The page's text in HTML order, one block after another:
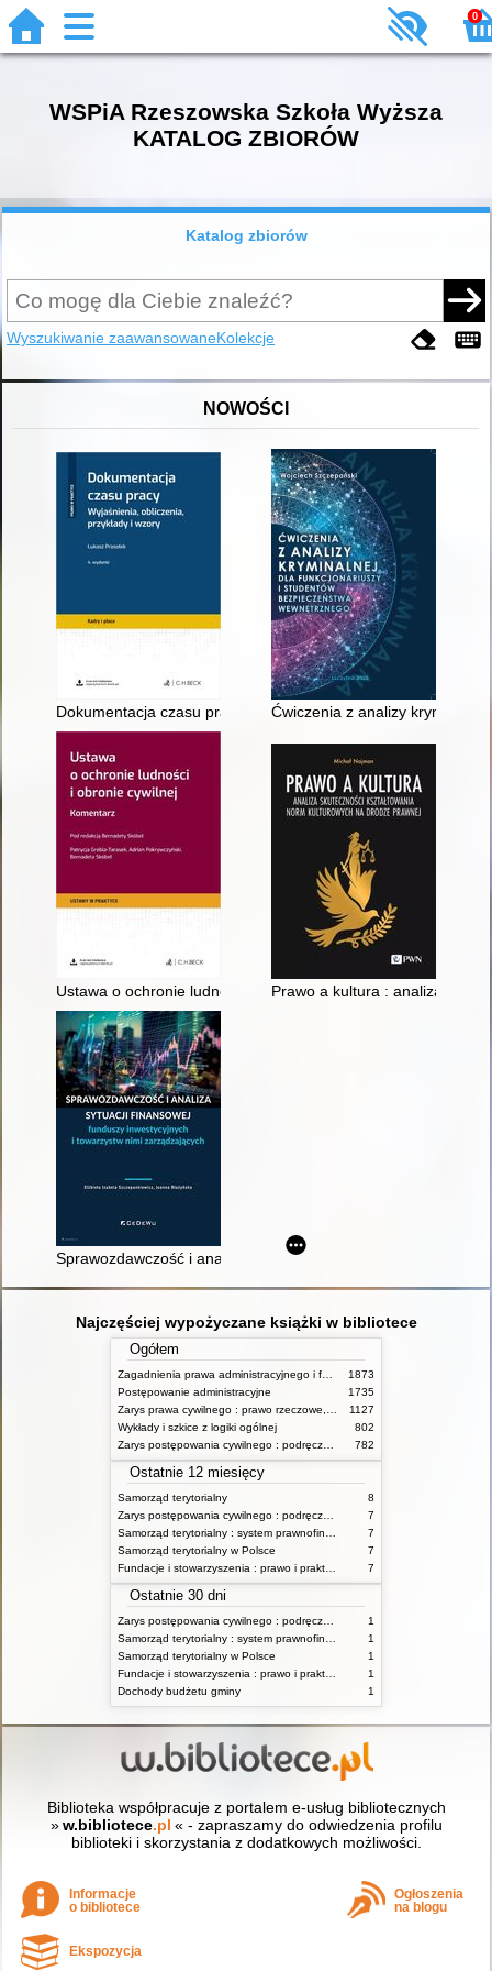
0
WSPiA Rzeszowska Szkoła Wyższa
KATALOG ZBIORÓW
Katalog zbiorów
Wyszukiwanie zaawansowaneKolekcje
NOWOŚCI
Dokumentacja czasu pracy : wyjaśnienia, obliczenia,
Ćwiczenia z analizy
Ustawa o ochronie ludności i obronie cywilnej : komentarz
Prawo a kultura : analiza
Sprawozdawczość i analiza sytuacji finansowej funduszy
Najczęściej wypożyczane książki w bibliotece
Ogółem
1873
Postępowanie administracyjne
1735
1127
Wykłady i szkice z logiki ogólnej
802
782
Ostatnie 12 miesięcy
Samorząd terytorialny
8
7
7
Samorząd terytorialny w Polsce
7
7
Ostatnie 30 dni
1
1
Samorząd terytorialny w Polsce
1
1
Dochody budżetu gminy
1
Biblioteka współpracuje z portalem e-usług bibliotecznych
» w.bibliotece.pl « - zapraszamy do odwiedzenia profilu
biblioteki i skorzystania z dodatkowych możliwości.
Informacje
o bibliotece
Ogłoszenia
na blogu
Ekspozycja